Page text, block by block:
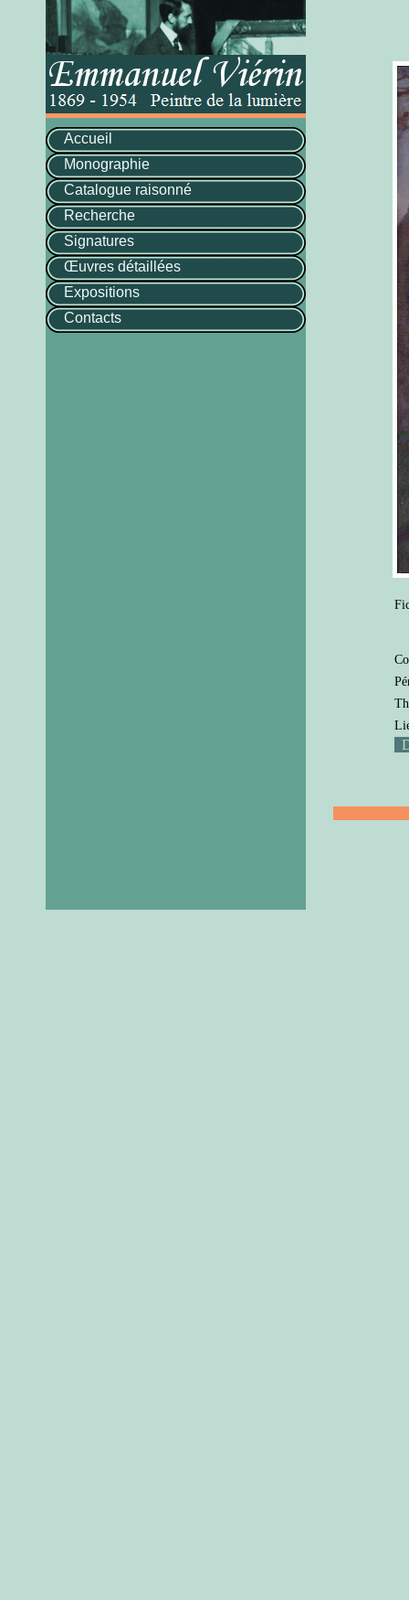
Accueil
Monographie
Catalogue raisonné
Recherche
Signatures
Œuvres détaillées
Expositions
Contacts